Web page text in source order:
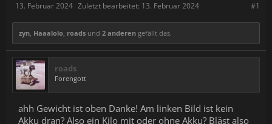
#1
13. Februar 2024 Zuletzt bearbeitet: 13. Februar 2024
zyn, Haaalolo, roads und 2 anderen gefällt das.
roads
Forengott
ahh Gewicht ist oben Danke! Am linken Bild ist kein
Akku dran? Also ein Kilo mit oder ohne Akku? Bläst also